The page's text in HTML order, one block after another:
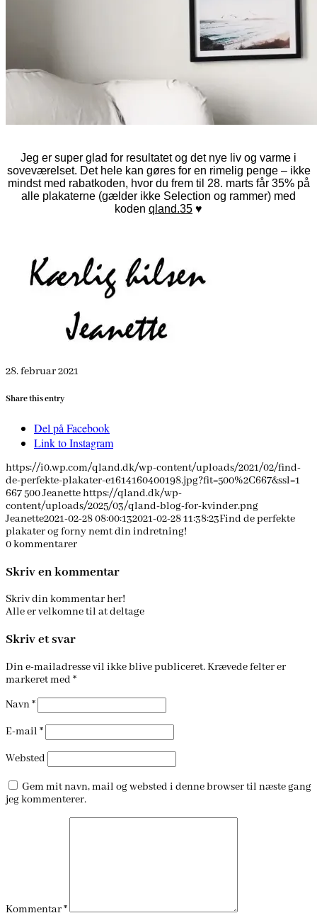
Jeg er super glad for resultatet og det nye liv og varme i
soveværelset. Det hele kan gøres for en rimelig penge – ikke
mindst med rabatkoden, hvor du frem til 28. marts får 35% på
alle plakaterne (gælder ikke Selection og rammer) med
koden qland.35 ♥
28. februar 2021
Share this entry
Del på Facebook
Link to Instagram
https://i0.wp.com/qland.dk/wp-content/uploads/2021/02/find-
de-perfekte-plakater-e1614160400198.jpg?fit=500%2C667&ssl=1
667500Jeanettehttps://qland.dk/wp-
content/uploads/2025/03/qland-blog-for-kvinder.png
Jeanette2021-02-28 08:00:132021-02-28 11:38:23Find de perfekte
plakater og forny nemt din indretning!
0kommentarer
Skriv en kommentar
Skriv din kommentar her!
Alle er velkomne til at deltage
Skriv et svar
Din e-mailadresse vil ikke blive publiceret.Krævede felter er
markeret med *
Navn*
E-mail *
Websted
Gem mit navn, mail og websted i denne browser til næste gang
jeg kommenterer.
Kommentar*